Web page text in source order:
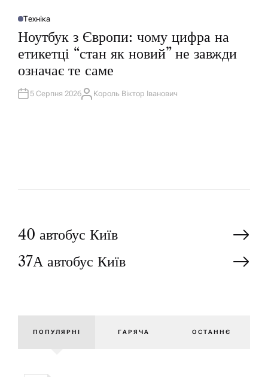
О
Л
К
У
А
Т
Техніка
Ноутбук з Європи: чому цифра на
етикетці “стан як новий” не завжди
означає те саме
5 Серпня 2026А
Король Віктор Іванович
Н
а
40 автобус Київ
37А автобус Київ
ПОПУЛЯРНІ ГАРЯЧА ОСТАННЄ